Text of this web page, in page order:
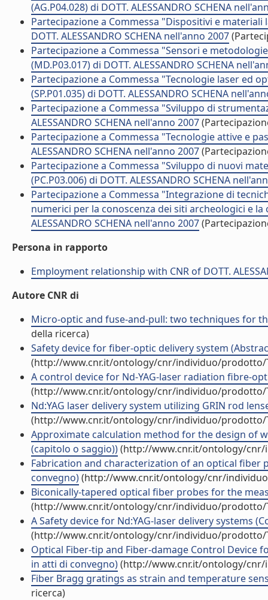
(AG.P04.028) di DOTT. ALESSANDRO SCHENA
Partecipazione a Commessa "Dispositivi e
DOTT. ALESSANDRO SCHENA nell'anno 2007
Partecipazione a Commessa "Sensori e
(MD.P03.017) di DOTT. ALESSANDRO SCHENA
Partecipazione a Commessa "Tecnologie laser ed
(SP.P01.035) di DOTT. ALESSANDRO SCHENA
Partecipazione a Commessa "Sviluppo di
ALESSANDRO SCHENA nell'anno 2007
Partecipazione a Commessa "Tecnologie attive e
ALESSANDRO SCHENA nell'anno 2007
Partecipazione a Commessa "Sviluppo di nuovi
(PC.P03.006) di DOTT. ALESSANDRO SCHENA
Partecipazione a Commessa "Integrazione di
numerici per la conoscenza dei siti archeologici e
ALESSANDRO SCHENA nell'anno 2007
Persona in rapporto
Employment relationship with CNR of DOTT.
Autore CNR di
Micro-optic and fuse-and-pull: two techniques for
della ricerca)
Safety device for fiber-optic delivery system
(http://www.cnr.it/ontology/cnr/individuo/prodotto/
A control device for Nd-YAG-laser radiation fibre-
(http://www.cnr.it/ontology/cnr/individuo/prodotto/
Nd:YAG laser delivery system utilizing GRIN rod
(http://www.cnr.it/ontology/cnr/individuo/prodotto/
Approximate calculation method for the design of
(capitolo o saggio))(http://www.cnr.it/ontology/
Fabrication and characterization of an optical
convegno)(http://www.cnr.it/ontology/cnr/
Biconically-tapered optical fiber probes for the
(http://www.cnr.it/ontology/cnr/individuo/prodotto/
A Safety device for Nd:YAG-laser delivery systems
(http://www.cnr.it/ontology/cnr/individuo/prodotto/
Optical Fiber-tip and Fiber-damage Control Device
in atti di convegno)(http://www.cnr.it/ontology/
Fiber Bragg gratings as strain and temperature
ricerca)